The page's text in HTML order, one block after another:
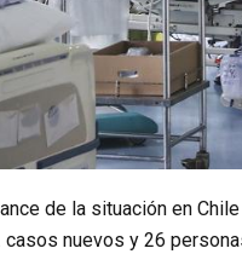
de la situación en
nuevos y 26